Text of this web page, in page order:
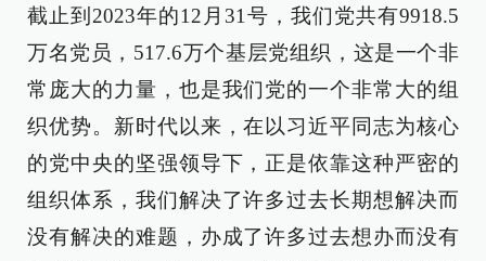
截止到2023年的12月31号，我们党共有9918.5
万名党员，517.6万个基层党组织，这是一个非
常庞大的力量，也是我们党的一个非常大的组
织优势。新时代以来，在以习近平同志为核心
的党中央的坚强领导下，正是依靠这种严密的
组织体系，我们解决了许多过去长期想解决而
没有解决的难题，办成了许多过去想办而没有